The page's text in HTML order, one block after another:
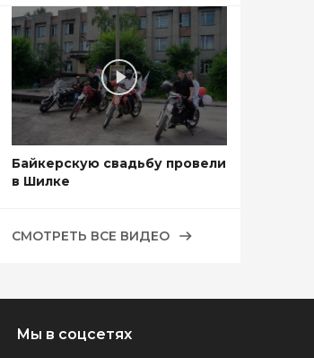
Байкерскую свадьбу провели
в Шилке
СМОТРЕТЬ ВСЕ ВИДЕО
Мы в соцсетях